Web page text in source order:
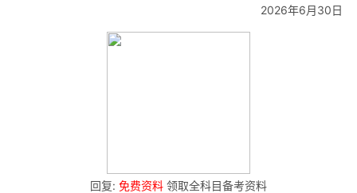
2026年6月30日
回复: 免费资料 领取全科目备考资料